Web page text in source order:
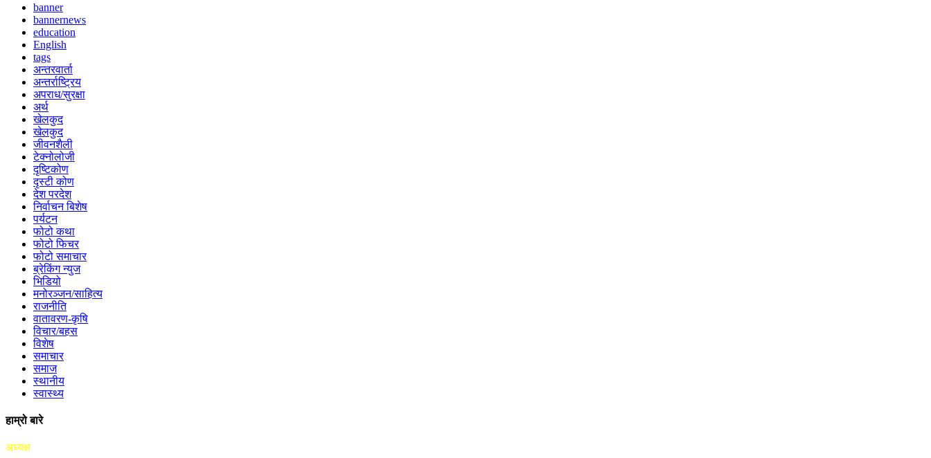
banner
bannernews
education
English
tags
अन्तरवार्ता
अन्तर्राष्ट्रिय
अपराध/सुरक्षा
अर्थ
खेलकुद
खेलकुद
जीवनशैली
टेक्नोलोजी
दृष्टिकोण
दृस्टी कोण
देश परदेश
निर्वाचन बिशेष
पर्यटन
फोटो कथा
फोटो फिचर
फोटो समाचार
ब्रेकिंग न्युज
भिडियो
मनोरञ्जन/साहित्य
राजनीति
वातावरण-कृषि
विचार/बहस
विशेष
समाचार
समाज
स्थानीय
स्वास्थ्य
हाम्रो बारे
अध्यक्ष